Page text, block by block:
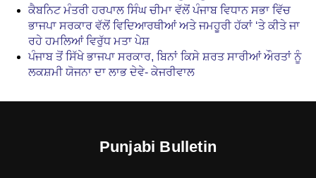
ਕੈਬਨਿਟ ਮੰਤਰੀ ਹਰਪਾਲ ਸਿੰਘ ਚੀਮਾ ਵੱਲੋਂ ਪੰਜਾਬ ਵਿਧਾਨ ਸਭਾ ਵਿੱਚ
ਭਾਜਪਾ ਸਰਕਾਰ ਵੱਲੋਂ ਵਿਦਿਆਰਥੀਆਂ ਅਤੇ ਜਮਹੂਰੀ ਹੱਕਾਂ ‘ਤੇ ਕੀਤੇ ਜਾ
ਰਹੇ ਹਮਲਿਆਂ ਵਿਰੁੱਧ ਮਤਾ ਪੇਸ਼
ਪੰਜਾਬ ਤੋਂ ਸਿੱਖੇ ਭਾਜਪਾ ਸਰਕਾਰ, ਬਿਨਾਂ ਕਿਸੇ ਸ਼ਰਤ ਸਾਰੀਆਂ ਔਰਤਾਂ ਨੂੰ
ਲਕਸ਼ਮੀ ਯੋਜਨਾ ਦਾ ਲਾਭ ਦੇਵੇ- ਕੇਜਰੀਵਾਲ
Punjabi Bulletin